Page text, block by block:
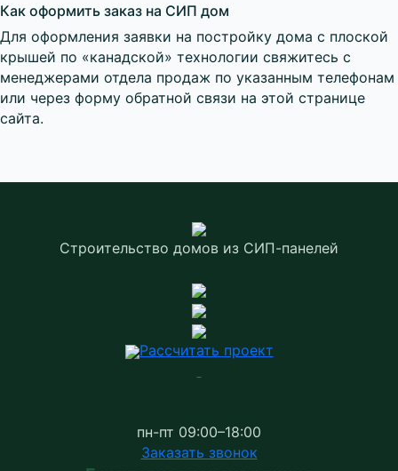
Как оформить заказ на СИП дом
Для оформления заявки на постройку дома с плоской
крышей по «канадской» технологии свяжитесь с
менеджерами отдела продаж по указанным телефонам
или через форму обратной связи на этой странице
сайта.
Строительство домов из СИП-панелей
Рассчитать проект
пн-пт 09:00–18:00
Заказать звонок